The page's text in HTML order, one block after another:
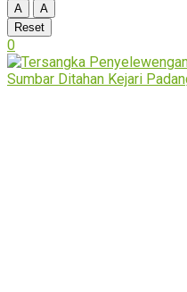
A
A
Reset
0